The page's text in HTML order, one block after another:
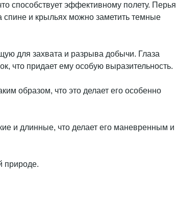
способствует эффективному полету. Перья
спине и крыльях можно заметить темные
для захвата и разрыва добычи. Глаза
что придает ему особую выразительность.
образом, что это делает его особенно
и длинные, что делает его маневренным и
природе.